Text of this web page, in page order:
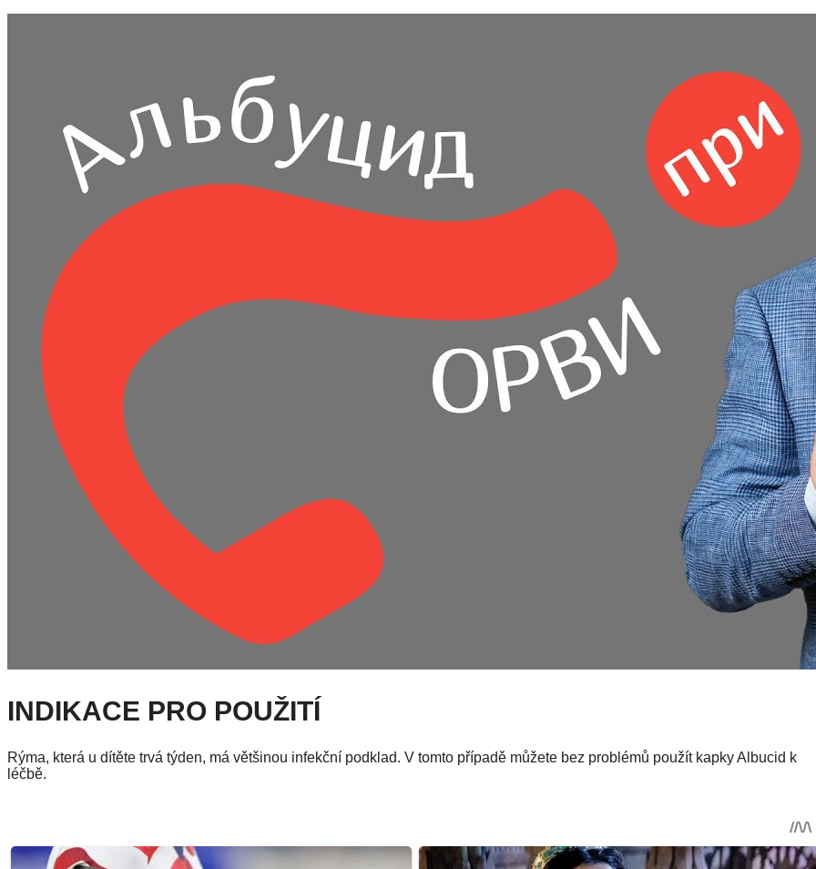
INDIKACE PRO POUŽITÍ
Rýma, která u dítěte trvá týden, má většinou infekční podklad. V tomto případě můžete bez problémů použít kapky Albucid k
léčbě.